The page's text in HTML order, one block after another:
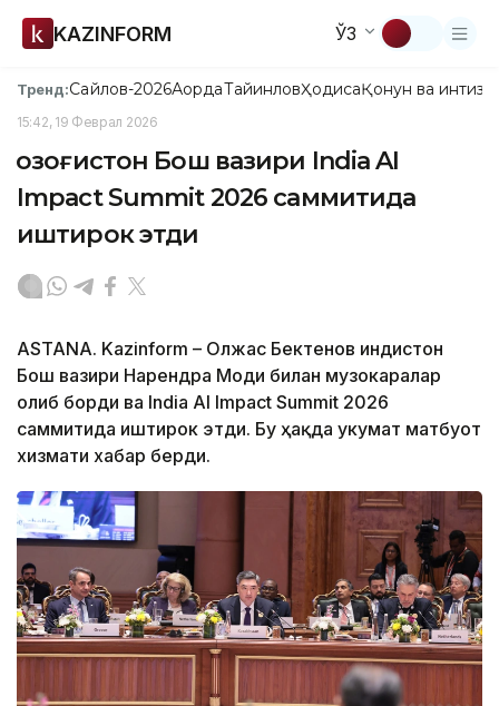
KAZINFORM ЎЗ
Тренд:Сайлов-2026АқордаТайинловҲодисаҚонун ва
15:42, 19 Феврал 2026
Қозоғистон Бош вазири India AI
Impact Summit 2026 саммитида
иштирок этди
ASTANA. Kazinform – Олжас Бектенов Ҳиндистон
Бош вазири Нарендра Моди билан музокаралар
олиб борди ва India AI Impact Summit 2026
саммитида иштирок этди. Бу ҳақда Ҳукумат матбуот
хизмати хабар берди.